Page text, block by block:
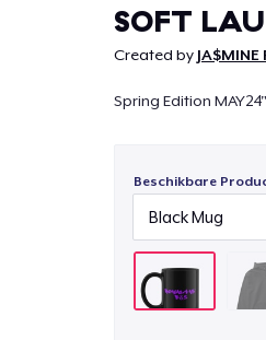
SOFT
Created by JA$MINE
Spring Edition MAY24"
Beschikbare